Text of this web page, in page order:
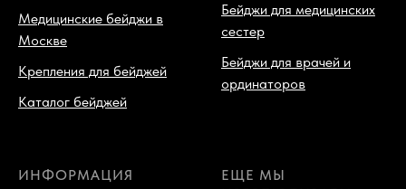
Медицинские бейджи в
Москве
Крепления для бейджей
Каталог бейджей
Бейджи для медицинских
сестер
Бейджи для врачей и
ординаторов
ИНФОРМАЦИЯ
ЕЩЕ МЫ